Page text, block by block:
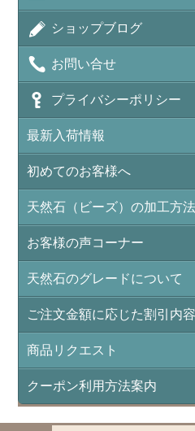
ショップブログ
お問い合せ
プライバシーポリシー
最新入荷情報
初めてのお客様へ
天然石（ビーズ）の加工方法
お客様の声コーナー
天然石のグレードについて
ご注文金額に応じた割引内
商品リクエスト
クーポン利用方法案内